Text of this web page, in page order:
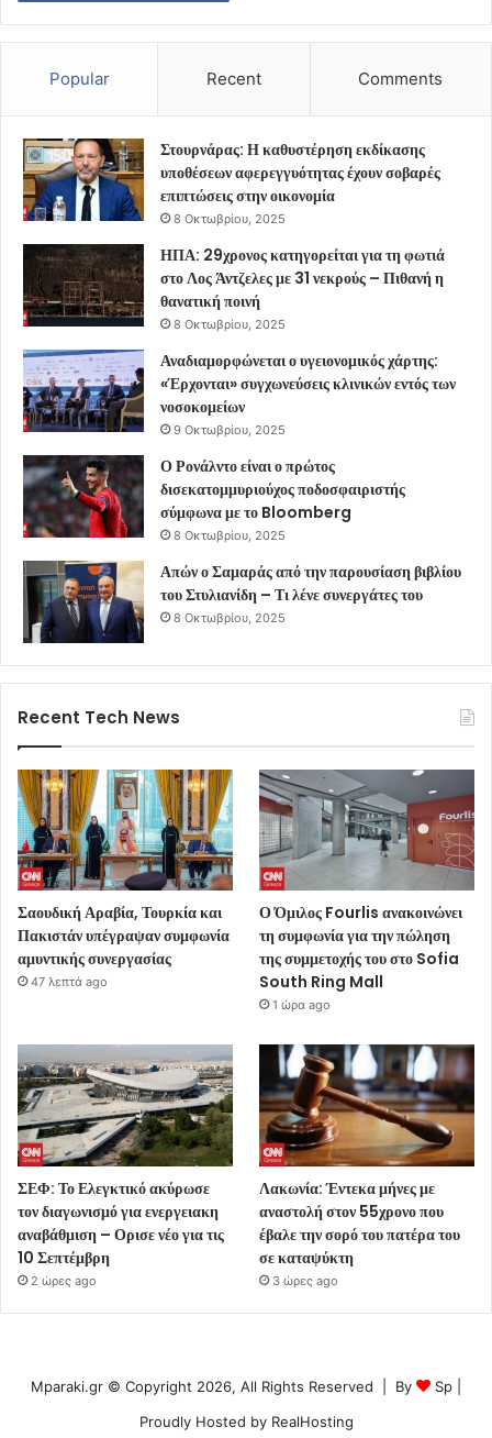
Popular Recent Comments
Στουρνάρας: Η καθυστέρηση εκδίκασης
υποθέσεων αφερεγγυότητας έχουν σοβαρές
επιπτώσεις στην οικονομία
8 Οκτωβρίου, 2025
ΗΠΑ: 29χρονος κατηγορείται για τη φωτιά
στο Λος Άντζελες με 31 νεκρούς – Πιθανή η
θανατική ποινή
8 Οκτωβρίου, 2025
Αναδιαμορφώνεται ο υγειονομικός χάρτης:
«Έρχονται» συγχωνεύσεις κλινικών εντός των
νοσοκομείων
9 Οκτωβρίου, 2025
Ο Ρονάλντο είναι ο πρώτος
δισεκατομμυριούχος ποδοσφαιριστής
σύμφωνα με το Bloomberg
8 Οκτωβρίου, 2025
Απών ο Σαμαράς από την παρουσίαση βιβλίου
του Στυλιανίδη – Τι λένε συνεργάτες του
8 Οκτωβρίου, 2025
Recent Tech News
Σαουδική Αραβία, Τουρκία και
Πακιστάν υπέγραψαν συμφωνία
αμυντικής συνεργασίας
47 λεπτά ago
Ο Όμιλος Fourlis ανακοινώνει
τη συμφωνία για την πώληση
της συμμετοχής του στο Sofia
South Ring Mall
1 ώρα ago
ΣΕΦ: Το Ελεγκτικό ακύρωσε
τον διαγωνισμό για ενεργειακη
αναβάθμιση – Ορισε νέο για τις
10 Σεπτέμβρη
2 ώρες ago
Λακωνία: Έντεκα μήνες με
αναστολή στον 55χρονο που
έβαλε την σορό του πατέρα του
σε καταψύκτη
3 ώρες ago
Mparaki.gr © Copyright 2026, All Rights Reserved | By Sp
Proudly Hosted by RealHosting